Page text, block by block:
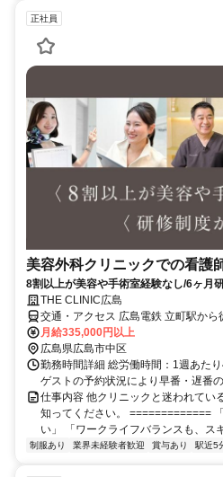
正社員
美容外科クリニックでの看護
8割以上が美容や手術室経験なし/6ヶ月
THE CLINIC広島
交通・アクセス 広島電鉄 立町駅から
月給335,000円以上
広島県広島市中区
勤務時間詳細 総労働時間：1週あた
ゲストの予約状況により早番・遅番
仕事内容 他クリニックと迷われてい
知ってください。 =============
い」 「ワークライフバランスも、ス
制服あり 業界未経験者歓迎 賞与あり 駅近5